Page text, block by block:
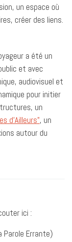
un espace où
créer des liens.
a été un
et avec
audiovisuel et
pour initier
un
d’Ailleurs”, un
autour du
ici :
Parole Errante)